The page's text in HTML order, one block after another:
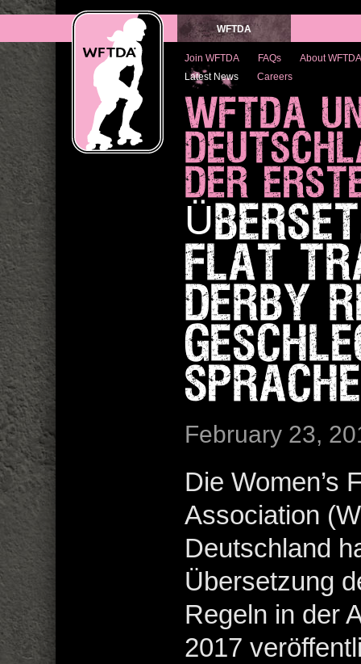
WFTDA
Join WFTDA FAQs
About WFTDA
Latest News
Careers
WFTDA
DER
FLAT
DERBY
February 23,
Die Women’s
Association
Deutschland
Übersetzung
Regeln in der
2017